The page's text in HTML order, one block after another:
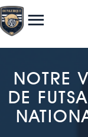
NOTRE
DE